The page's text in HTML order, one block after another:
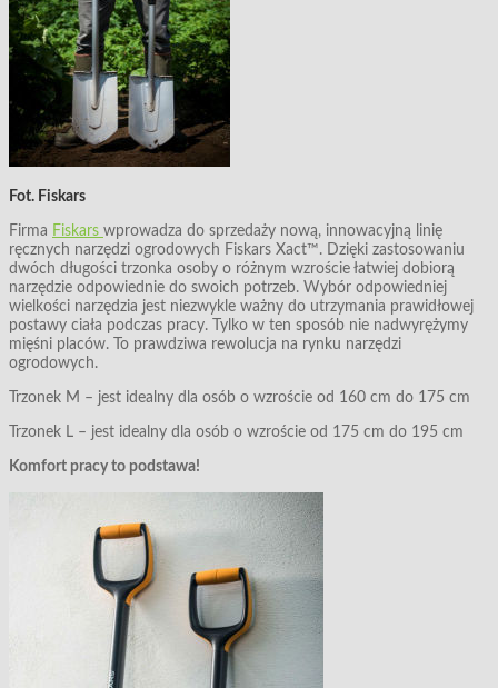
Fot. Fiskars
Firma Fiskars wprowadza do sprzedaży nową, innowacyjną linię
ręcznych narzędzi ogrodowych Fiskars Xact™. Dzięki zastosowaniu
dwóch długości trzonka osoby o różnym wzroście łatwiej dobiorą
narzędzie odpowiednie do swoich potrzeb. Wybór odpowiedniej
wielkości narzędzia jest niezwykle ważny do utrzymania prawidłowej
postawy ciała podczas pracy. Tylko w ten sposób nie nadwyrężymy
mięśni placów. To prawdziwa rewolucja na rynku narzędzi
ogrodowych.
Trzonek M – jest idealny dla osób o wzroście od 160 cm do 175 cm
Trzonek L – jest idealny dla osób o wzroście od 175 cm do 195 cm
Komfort pracy to podstawa!